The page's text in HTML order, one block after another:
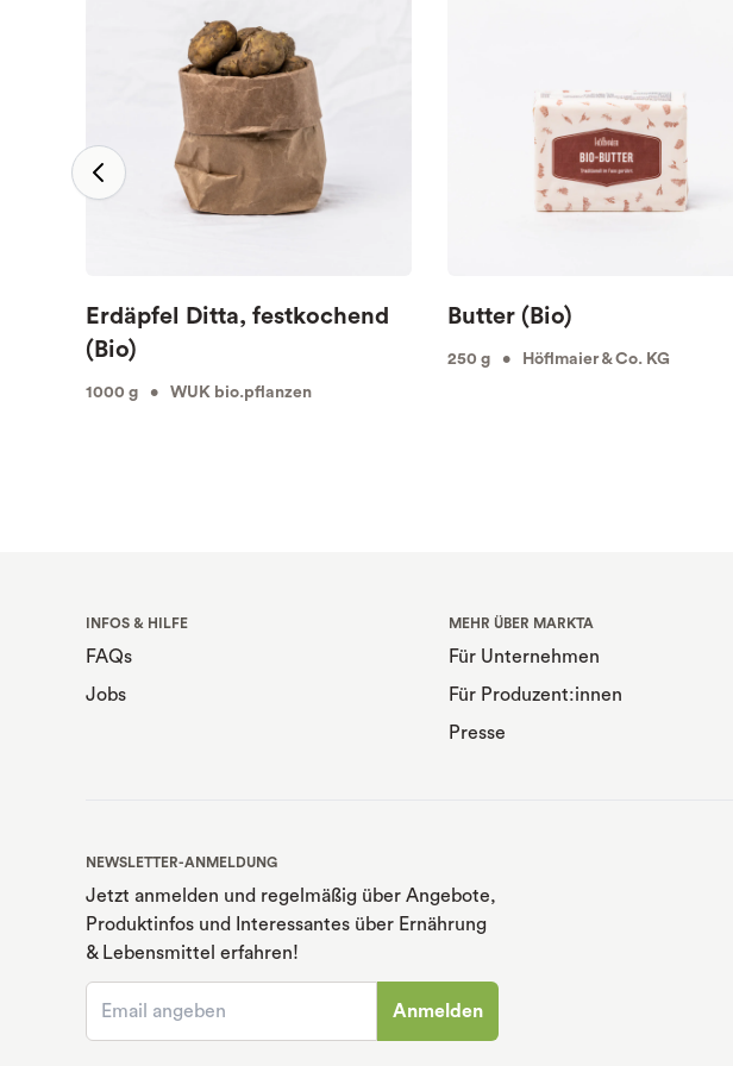
Erdäpfel Ditta, festkochend
(Bio)
1000 g • WUK bio.pflanzen
Butter (Bio)
250 g • Höflmaier & Co. KG
INFOS & HILFE
FAQs
Jobs
MEHR ÜBER MARKTA
Für Unternehmen
Für Produzent:innen
Presse
NEWSLETTER-ANMELDUNG
Jetzt anmelden und regelmäßig über Angebote,
Produktinfos und Interessantes über Ernährung
& Lebensmittel erfahren!
Anmelden